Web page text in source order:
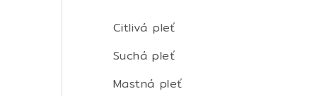
Citlivá pleť
Suchá pleť
Mastná pleť